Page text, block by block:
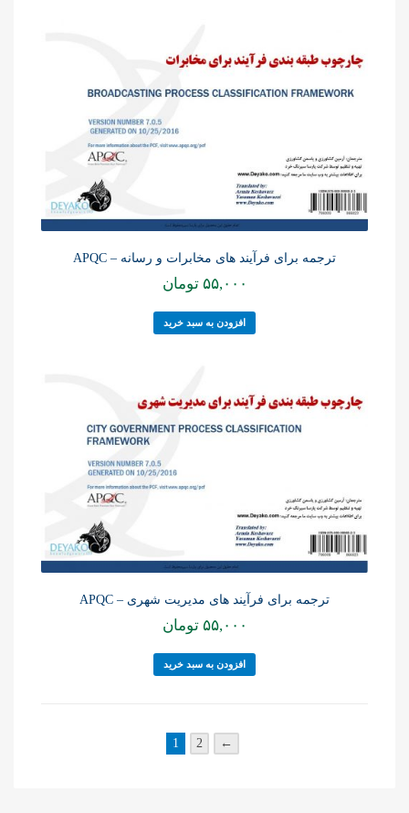
ترجمه برای فرآیند های مخابرات و رسانه – APQC
۵۵,۰۰۰ تومان
افزودن به سبد خرید
ترجمه برای فرآیند های مدیریت شهری – APQC
۵۵,۰۰۰ تومان
افزودن به سبد خرید
1 2 ←